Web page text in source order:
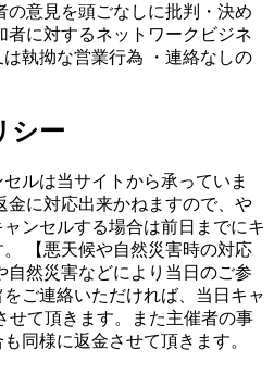
の意見を頭ごなしに批判・決め
者に対するネットワークビジネ
執拗な営業行為 ・連絡なしの
シー
ルは当サイトから承っていま
金に対応出来かねますので、や
ンセルする場合は前日までにキ
【悪天候や自然災害時の対応
自然災害などにより当日のご参
ご連絡いただければ、当日キャ
せて頂きます。また主催者の事
同様に返金させて頂きます。